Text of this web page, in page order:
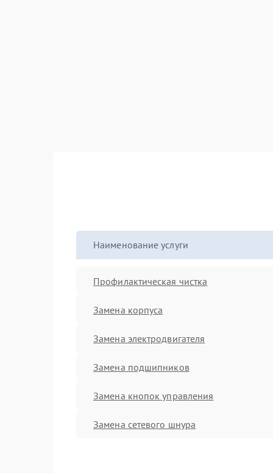
Наименование услуги
Профилактическая чистка
Замена корпуса
Замена электродвигателя
Замена подшипников
Замена кнопок управления
Замена сетевого шнура